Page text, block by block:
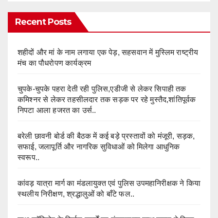
Recent Posts
शहीदों और मां के नाम लगाया एक पेड़, सहसवान में मुस्लिम राष्ट्रीय
मंच का पौधरोपण कार्यक्रम
चुपके-चुपके पहरा देती रही पुलिस,एडीजी से लेकर सिपाही तक
कमिश्नर से लेकर तहसीलदार तक सड़क पर रहे मुस्तैद,शांतिपूर्वक
निपटा आला हजरत का उर्स..
बरेली छावनी बोर्ड की बैठक में कई बड़े प्रस्तावों को मंजूरी, सड़क,
सफाई, जलापूर्ति और नागरिक सुविधाओं को मिलेगा आधुनिक
स्वरूप..
कांवड़ यात्रा मार्ग का मंडलायुक्त एवं पुलिस उपमहानिरीक्षक ने किया
स्थलीय निरीक्षण, श्रद्धालुओं को बाँटे फल..